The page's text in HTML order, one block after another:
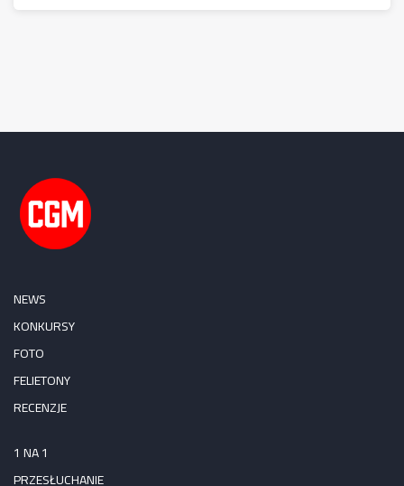
NEWS
KONKURSY
FOTO
FELIETONY
RECENZJE
1 NA 1
PRZESŁUCHANIE